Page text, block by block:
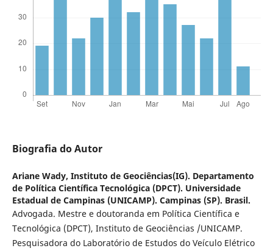
Biografia do Autor
Ariane Wady, Instituto de Geociências(IG). Departamento
de Política Científica Tecnológica (DPCT). Universidade
Estadual de Campinas (UNICAMP). Campinas (SP). Brasil.
Advogada. Mestre e doutoranda em Política Científica e
Tecnológica (DPCT), Instituto de Geociências /UNICAMP.
Pesquisadora do Laboratório de Estudos do Veículo Elétrico